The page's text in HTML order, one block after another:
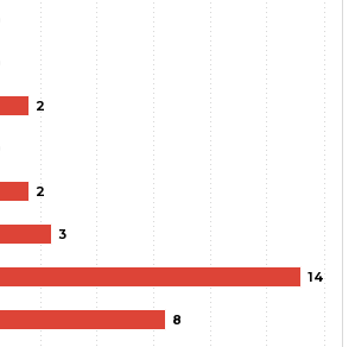
2
2
3
14
8